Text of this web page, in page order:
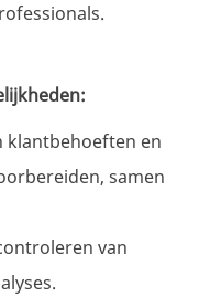
klantbehoeften en
samen
van